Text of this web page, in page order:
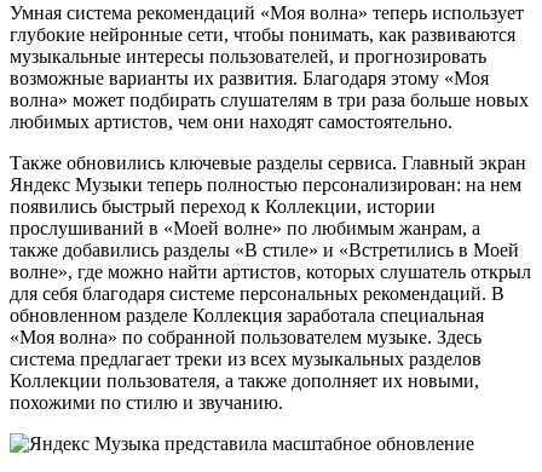
Умная система рекомендаций «‎Моя волна»‎ теперь использует
глубокие нейронные сети, чтобы понимать, как развиваются
музыкальные интересы пользователей, и прогнозировать
возможные варианты их развития. Благодаря этому «Моя
волна» может подбирать слушателям в три раза больше новых
любимых артистов, чем они находят самостоятельно.
Также обновились ключевые разделы сервиса. Главный экран
Яндекс Музыки теперь полностью персонализирован: на нем
появились быстрый переход к Коллекции, истории
прослушиваний в «Моей волне» по любимым жанрам, а
также добавились разделы «‌‎В стиле» и «Встретились в Моей
волне», где можно найти артистов, которых слушатель открыл
для себя благодаря системе персональных рекомендаций. В
обновленном разделе Коллекция заработала специальная
«Моя волна» по собранной пользователем музыке. Здесь
система предлагает треки из всех музыкальных разделов
Коллекции пользователя, а также дополняет их новыми,
похожими по стилю и звучанию.